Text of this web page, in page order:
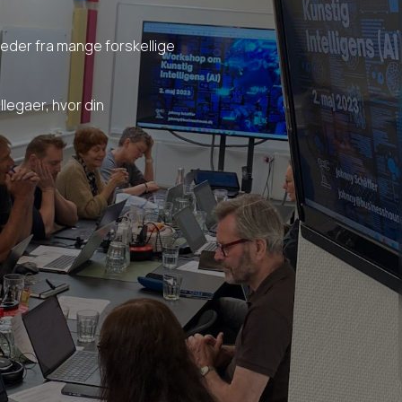
fra mange forskellige
hvor din
BusinessHouse 25 år –
jubilæumsreception
14. august 2026 kl 14:00
Den 1. februar 2001 fik Johnny overdraget
nøglerne til de 300 kvm. på førstesalen i
Jernbanegade 23. Det blev starten på
BusinessHouse – der var nemlig lidt mere plads på
førstesalen end han selv havde brug for til sit
daværende…
14. august
Årets
sædvanlige,
se frem til
lækker
løbet af